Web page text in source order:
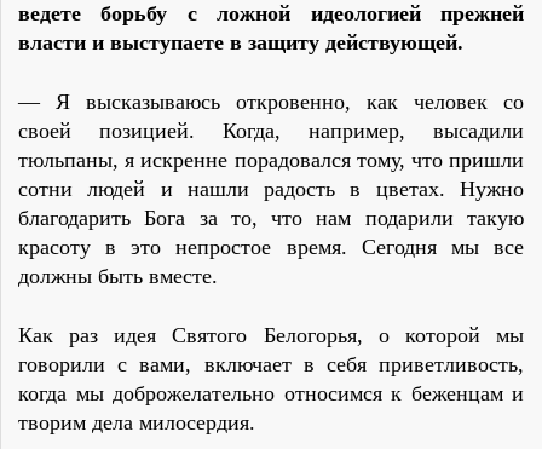
ведете борьбу с ложной идеологией прежней
власти и выступаете в защиту действующей.
— Я высказываюсь откровенно, как человек со
своей позицией. Когда, например, высадили
тюльпаны, я искренне порадовался тому, что пришли
сотни людей и нашли радость в цветах. Нужно
благодарить Бога за то, что нам подарили такую
красоту в это непростое время. Сегодня мы все
должны быть вместе.
Как раз идея Святого Белогорья, о которой мы
говорили с вами, включает в себя приветливость,
когда мы доброжелательно относимся к беженцам и
творим дела милосердия.